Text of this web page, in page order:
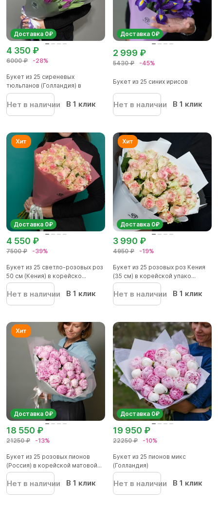
Доставка 0₽
6000 ₽ -28%
4 350 ₽
Букет из 25 сиреневых
тюльпанов (Голландия) в
корейской...
Нет в наличии В 1 клик
Доставка 0₽
5430 ₽ -45%
2 999 ₽
Букет из 25 синих ирисов
Нет в наличии В 1 клик
Доставка 0₽
7500 ₽ -39%
4 550 ₽
Букет из 25 светло-розовых роз
50 см (Кения) в корейско...
Нет в наличии В 1 клик
Доставка 0₽
4950 ₽ -19%
3 990 ₽
Букет из 25 розовых роз Кения
(35 см) в корейской упако...
Нет в наличии В 1 клик
Доставка 0₽
21250 ₽ -13%
18 550 ₽
Букет из 25 розовых пионов
(Россия) в корейской матовой...
Нет в наличии В 1 клик
Доставка 0₽
22250 ₽ -10%
19 950 ₽
Букет из 25 пионов микс
(Голландия)
Нет в наличии В 1 клик